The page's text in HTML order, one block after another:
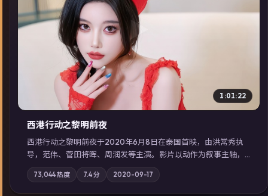
▶
1:01:22
西港行动之黎明前夜
西港行动之黎明前夜于2020年6月8日在泰国首映，由洪常秀执
导，范伟、菅田将晖、周润发等主演。影片以动作为叙事主轴，
亲情与职责必须在倒计时结束前做出抉择；摄影与配乐强化地域
气质；站内亦可通过「国产免费观看高清电视剧在线看」延展检
索同类型高分佳作，畅享高清在线追剧体验。
73,044热度 7.4分 2020-09-17